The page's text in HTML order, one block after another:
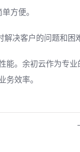
方便。
决客户的问题和困
。余初云作为专
效率。